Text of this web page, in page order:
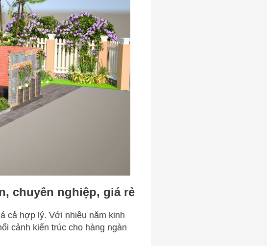
chuyên nghiệp, giá rẻ
cả hợp lý. Với nhiều năm kinh
cảnh kiến trúc cho hàng ngàn